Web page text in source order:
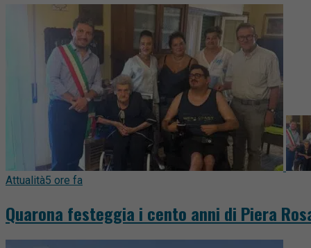
Attualità5 ore fa
Quarona festeggia i cento anni di Piera